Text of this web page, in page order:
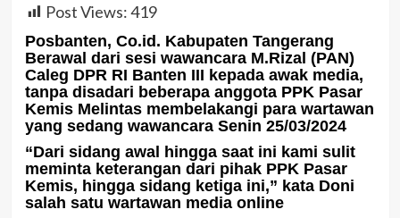
Post Views:419
Posbanten, Co.id. Kabupaten Tangerang
Berawal dari sesi wawancara M.Rizal (PAN)
Caleg DPR RI Banten III kepada awak media,
tanpa disadari beberapa anggota PPK Pasar
Kemis Melintas membelakangi para wartawan
yang sedang wawancara Senin 25/03/2024
“Dari sidang awal hingga saat ini kami sulit
meminta keterangan dari pihak PPK Pasar
Kemis, hingga sidang ketiga ini,” kata Doni
salah satu wartawan media online